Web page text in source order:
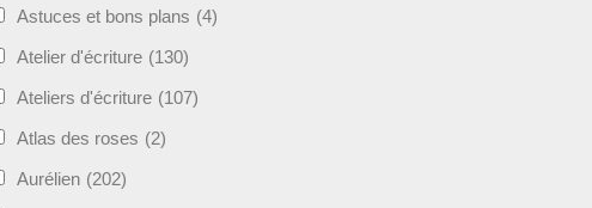
Astuces et bons plans (4)
Atelier d'écriture (130)
Ateliers d'écriture (107)
Atlas des roses (2)
Aurélien (202)